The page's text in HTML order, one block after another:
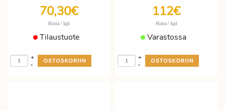
70,30€
Hinta / kpl
Tilaustuote
-
+
112€
Hinta / kpl
Varastossa
-
+